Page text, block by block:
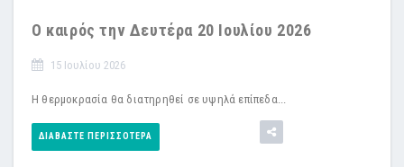
Ο καιρός την Δευτέρα 20 Ιουλίου 2026
15 Ιουλίου 2026
Η θερμοκρασία θα διατηρηθεί σε υψηλά επίπεδα...
ΔΙΑΒΆΣΤΕ ΠΕΡΙΣΣΌΤΕΡΑ